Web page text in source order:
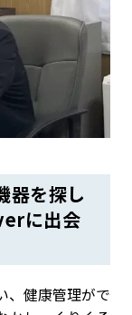
器を探し
に出会
、健康管理がで